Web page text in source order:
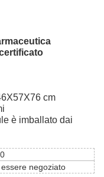
cm
è imballato dai
essere negoziato